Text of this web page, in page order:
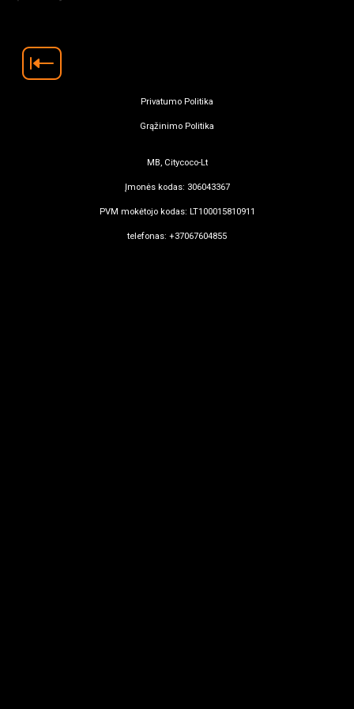
Privatumo Politika
Grąžinimo Politika
MB, Citycoco-Lt
Įmonės kodas: 306043367
PVM mokėtojo kodas: LT100015810911
telefonas: +37067604855